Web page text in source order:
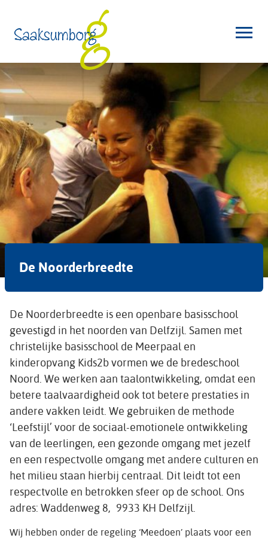
De Noorderbreedte
De Noorderbreedte is een openbare basisschool
gevestigd in het noorden van Delfzijl. Samen met
christelijke basisschool de Meerpaal en
kinderopvang Kids2b vormen we de bredeschool
Noord. We werken aan taalontwikkeling, omdat een
betere taalvaardigheid ook tot betere prestaties in
andere vakken leidt. We gebruiken de methode
‘Leefstijl’ voor de sociaal-emotionele ontwikkeling
van de leerlingen, een gezonde omgang met jezelf
en een respectvolle omgang met andere culturen en
het milieu staan hierbij centraal. Dit leidt tot een
respectvolle en betrokken sfeer op de school. Ons
adres: Waddenweg 8, 9933 KH Delfzijl.
Wij hebben onder de regeling ‘Meedoen’ plaats voor een